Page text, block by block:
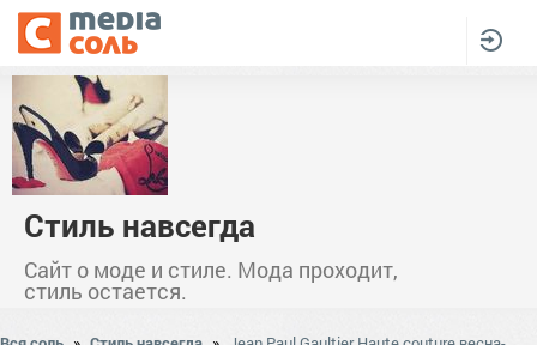
Стиль навсегда
Сайт о моде и стиле. Мода проходит,
стиль остается.